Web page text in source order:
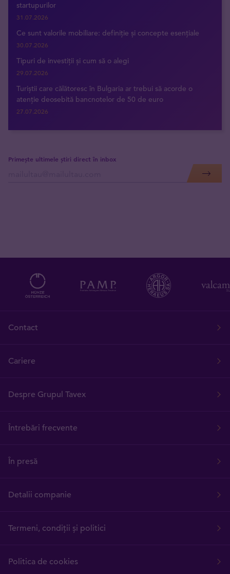
startupurilor
31.07.2026
Ce sunt valorile mobiliare: definiție și concepte esențiale
30.07.2026
Tipuri de investiții și cum să o alegi
29.07.2026
Turiștii care călătoresc în Bulgaria ar trebui să acorde o
atenție deosebită bancnotelor de 50 de euro
27.07.2026
Primește ultimele știri direct în inbox
Contact
Cariere
Despre Grupul Tavex
Întrebări frecvente
În presă
Detalii companie
Termeni, condiții și politici
Politica de cookies